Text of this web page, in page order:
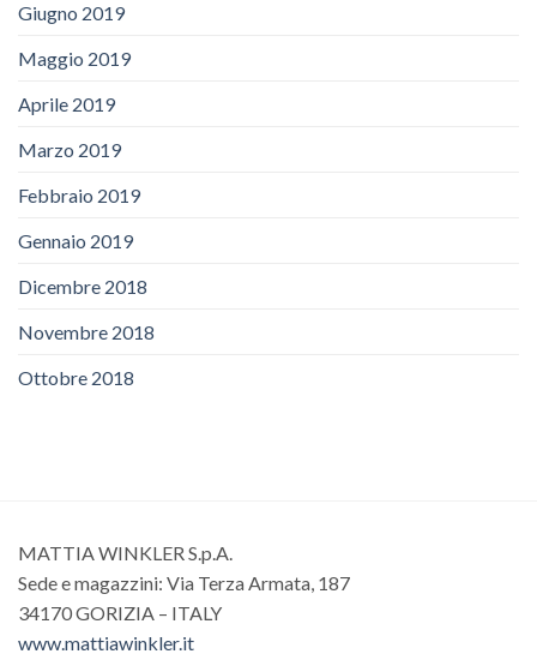
Giugno 2019
Maggio 2019
Aprile 2019
Marzo 2019
Febbraio 2019
Gennaio 2019
Dicembre 2018
Novembre 2018
Ottobre 2018
MATTIA WINKLER S.p.A.
Sede e magazzini: Via Terza Armata, 187
34170 GORIZIA – ITALY
www.mattiawinkler.it